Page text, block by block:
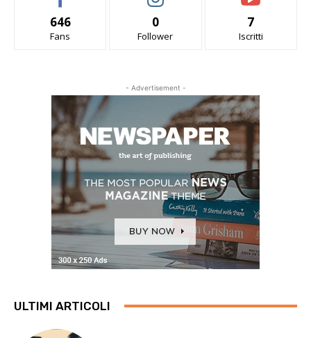
646
Fans
0
Follower
7
Iscritti
- Advertisement -
ULTIMI ARTICOLI